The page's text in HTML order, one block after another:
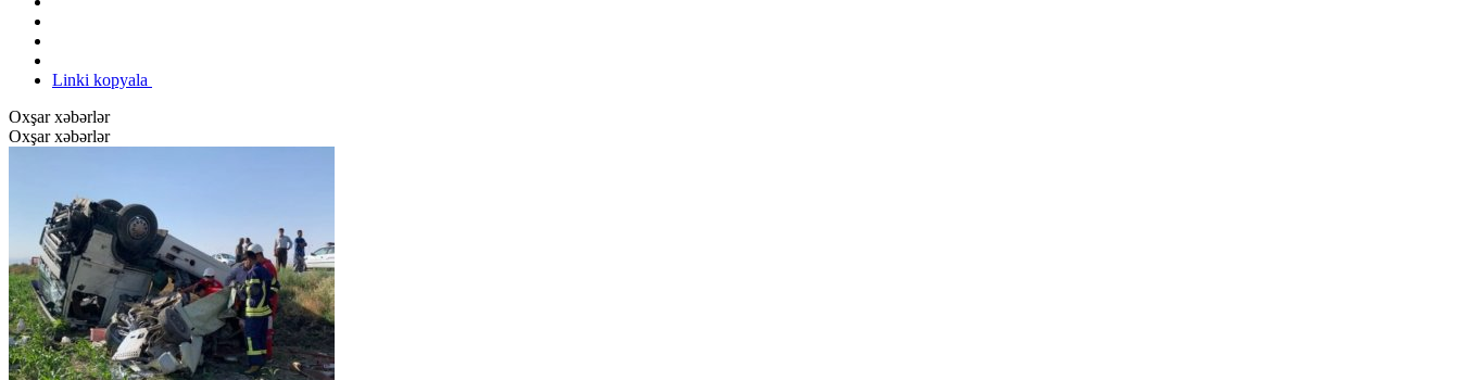
Linki kopyala
Oxşar xəbərlər
Oxşar xəbərlər